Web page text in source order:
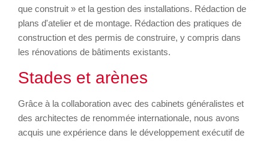
que construit » et la gestion des installations. Rédaction de
plans d'atelier et de montage. Rédaction des pratiques de
construction et des permis de construire, y compris dans
les rénovations de bâtiments existants.
Stades et arènes
Grâce à la collaboration avec des cabinets généralistes et
des architectes de renommée internationale, nous avons
acquis une expérience dans le développement exécutif de